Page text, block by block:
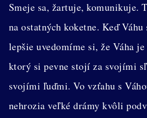
Smeje sa, žartuje, komunikuje.
na ostatných koketne. Keď Váhu
lepšie uvedomíme si, že Váha
ktorý si pevne stojí za svojími
svojími ľuďmi. Vo vzťahu s
nehrozia veľké drámy kvôli